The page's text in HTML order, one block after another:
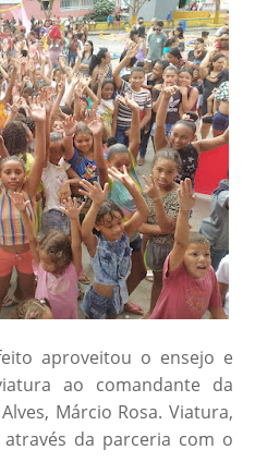
aproveitou o ensejo e
ao comandante da
Márcio Rosa. Viatura,
da parceria com o